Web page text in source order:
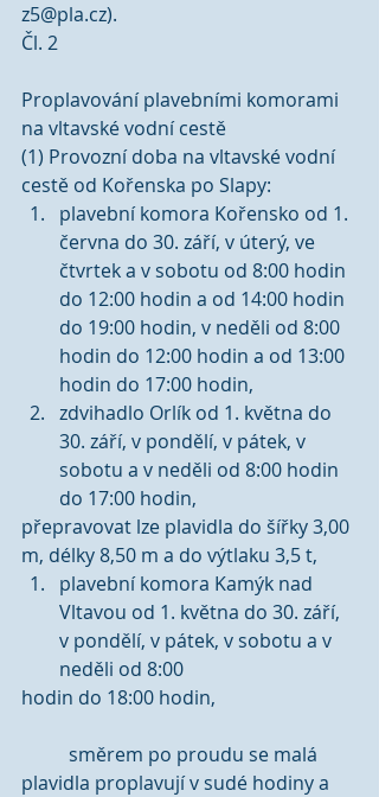
z5@pla.cz).
Čl. 2
Proplavování plavebními komorami
na vltavské vodní cestě
(1) Provozní doba na vltavské vodní
cestě od Kořenska po Slapy:
plavební komora Kořensko od 1.
června do 30. září, v úterý, ve
čtvrtek a v sobotu od 8:00 hodin
do 12:00 hodin a od 14:00 hodin
do 19:00 hodin, v neděli od 8:00
hodin do 12:00 hodin a od 13:00
hodin do 17:00 hodin,
zdvihadlo Orlík od 1. května do
30. září, v pondělí, v pátek, v
sobotu a v neděli od 8:00 hodin
do 17:00 hodin,
přepravovat lze plavidla do šířky 3,00
m, délky 8,50 m a do výtlaku 3,5 t,
plavební komora Kamýk nad
Vltavou od 1. května do 30. září,
v pondělí, v pátek, v sobotu a v
neděli od 8:00
hodin do 18:00 hodin,
plavidla proplavují v sudé hodiny a